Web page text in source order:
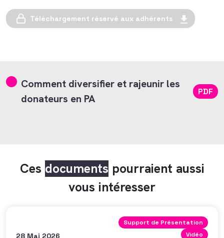
Téléchargement réservé aux adhérents
Comment diversifier et rajeunir les
donateurs en PA
PDF
Ces documents pourraient aussi
vous intéresser
28 Mai 2026
Support de Présentation
Vidéo